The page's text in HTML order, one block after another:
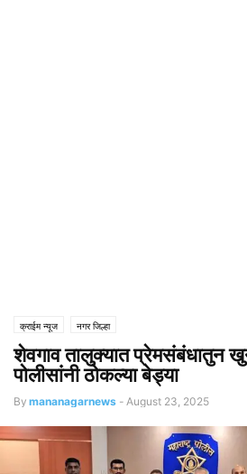
क्राईम न्यूज नगर जिल्हा
शेवगाव तालुक्यात प्रेमसंबंधातुन
पोलीसांनी ठोकल्या बेड्या
By mananagarnews - August 23, 2025